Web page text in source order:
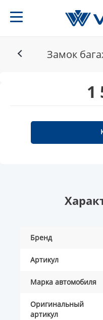
Замок
1
Бренд
Артикул
Марка автомобиля
Оригинальный
артикул